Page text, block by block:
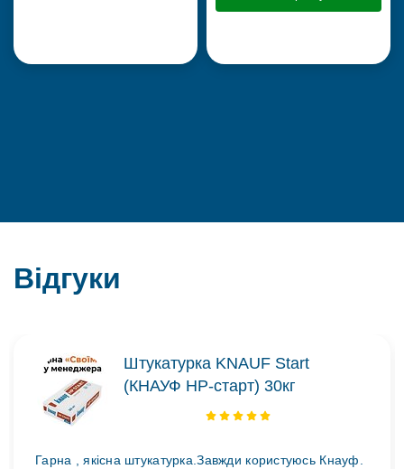
Відгуки
Штукатурка KNAUF Start
(КНАУФ НР-старт) 30кг
Гарна , якісна штукатурка.Завжди користуюсь Кнауф.